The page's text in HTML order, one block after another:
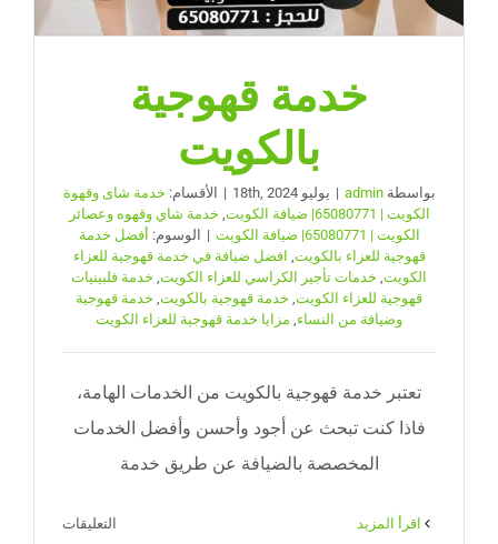
خدمة قهوجية
بالكويت
بواسطةadmin
| يوليو 18th, 2024 | الأقسام: خدمة شاى وقهوة
الكويت | 65080771| ضيافة الكويت
, خدمة شاي وقهوه وعصائر
الكويت | 65080771| ضيافة الكويت
| الوسوم: أفضل خدمة
قهوجية للعزاء بالكويت, افضل ضيافة في خدمة قهوجية للعزاء
الكويت, خدمات تأجير الكراسي للعزاء الكويت, خدمة فلبينيات
قهوجية للعزاء الكويت, خدمة قهوجية بالكويت, خدمة قهوجية
وضيافة من النساء, مزايا خدمة قهوجية للعزاء الكويت
تعتبر خدمة قهوجية بالكويت من الخدمات الهامة،
فاذا كنت تبحث عن أجود وأحسن وأفضل الخدمات
المخصصة بالضيافة عن طريق خدمة
التعليقات